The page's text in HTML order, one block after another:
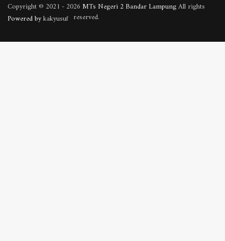
Copyright © 2021 - 2026 MTs Negeri 2 Bandar LampungAll rights
reserved.
Powered bykakyusuf